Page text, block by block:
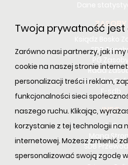
Twoja prywatność jest
Zarówno nasi partnerzy, jak i
cookie na naszej stronie
personalizacji treści i reklam,
funkcjonalności sieci
naszego ruchu. Klikając,
korzystanie z tej technologii na
internetowej. Możesz zmienić
spersonalizować swoją zgodę
ZASOBY
SDB
Rada
Bibilioteka
E-sdb
INFO
ANS
Mapa Strony
SDB
Cookie